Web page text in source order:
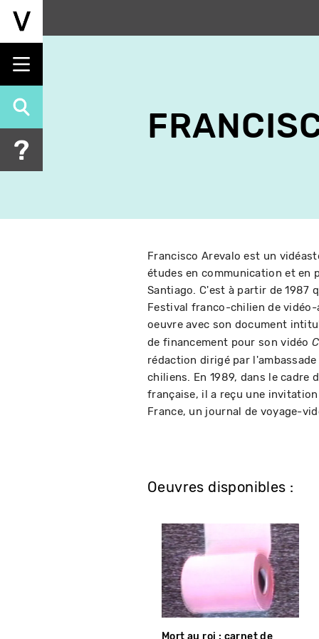
Aller
principal
Francisco Arevalo est un
études en communication et
Santiago. C'est à partir de 1987
Festival franco-chilien de
oeuvre avec son document
de financement pour son vidéo
rédaction dirigé par
chiliens. En 1989, dans le cadre
française, il a reçu une
France, un journal de voyage-
Oeuvres disponibles :